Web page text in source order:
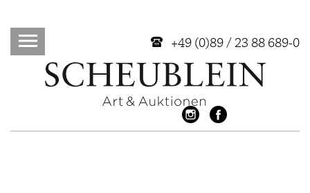
+49 (0)89 / 23 88 689-0